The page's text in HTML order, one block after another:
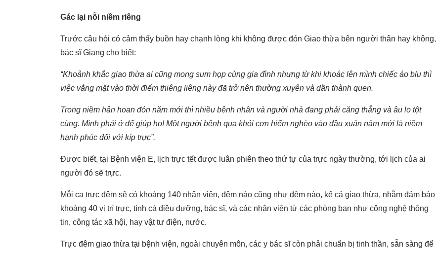
Gác lại nỗi niềm riêng
Trước câu hỏi có cảm thấy buồn hay chạnh lòng khi không được đón Giao thừa bên người thân hay không,
bác sĩ Giang cho biết:
“Khoảnh khắc giao thừa ai cũng mong sum họp cùng gia đình nhưng từ khi khoác lên mình chiếc áo blu thì
việc vắng mặt vào thời điểm thiêng liêng này đã trở nên thường xuyên và dần thành quen.
Trong niềm hân hoan đón năm mới thì nhiều bệnh nhân và người nhà đang phải căng thẳng và âu lo tột
cùng. Mình phải ở để giúp họ! Một người bệnh qua khỏi cơn hiểm nghèo vào đầu xuân năm mới là niềm
hạnh phúc đối với kíp trực”.
Được biết, tại Bệnh viện E, lịch trực tết được luân phiên theo thứ tự của trực ngày thường, tới lịch của ai
người đó sẽ trực.
Mỗi ca trực đêm sẽ có khoảng 140 nhân viên, đêm nào cũng như đêm nào, kể cả giao thừa, nhằm đảm bảo
khoảng 40 vị trí trực, tính cả điều dưỡng, bác sĩ, và các nhân viên từ các phòng ban như công nghệ thông
tin, công tác xã hội, hay vật tư điện, nước.
Trực đêm giao thừa tại bệnh viện, ngoài chuyên môn, các y bác sĩ còn phải chuẩn bị tinh thần, sẵn sàng để